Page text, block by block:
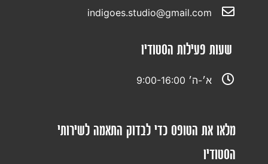
indigoes.studio@gmail.com
שעות פעילות הסטודיו
א׳-ה׳ 9:00-16:00
מלאו את הטופס כדי לבדוק התאמה לשירותי
הסטודיו